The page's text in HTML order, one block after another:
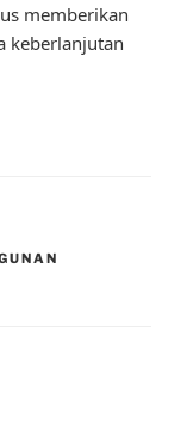
memberikan
keberlanjutan